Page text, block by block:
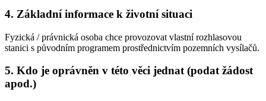
4. Základní informace k životní situaci
Fyzická / právnická osoba chce provozovat vlastní rozhlasovou
stanici s původním programem prostřednictvím pozemních vysílačů.
5. Kdo je oprávněn v této věci jednat (podat žádost
apod.)